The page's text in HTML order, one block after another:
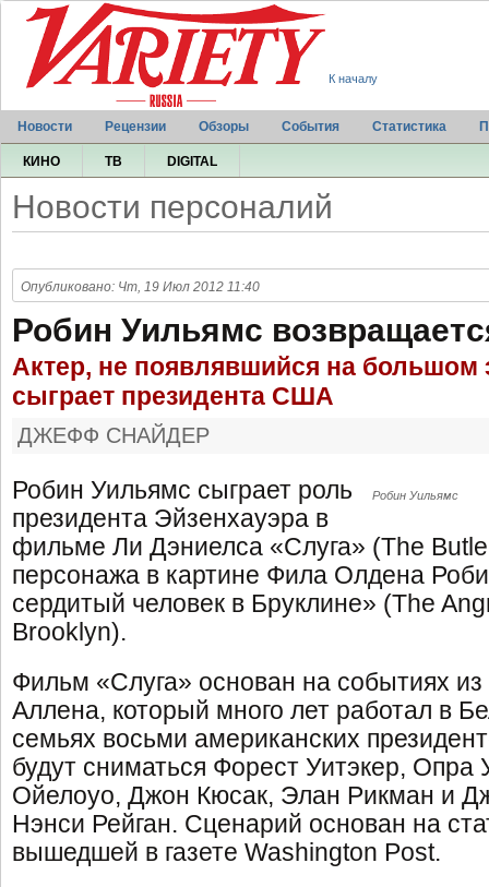
К началу
Новости Рецензии Обзоры События Статистика
КИНО ТВ DIGITAL
Новости персоналий
Опубликовано: Чт, 19 Июл 2012 11:40
Робин Уильямс
Актер, не появлявшийся на большом
сыграет президента США
ДЖЕФФ СНАЙДЕР
Робин Уильямс
Робин Уильямс сыграет роль
президента Эйзенхауэра в
фильме Ли Дэниелса «Слуга» (The
персонажа в картине Фила Олдена
сердитый человек в Бруклине» (The
Brooklyn).
Фильм «Слуга» основан на событиях
Аллена, который много лет работал в
семьях восьми американских
будут сниматься Форест Уитэкер,
Ойелоуо, Джон Кюсак, Элан Рикман и
Нэнси Рейган. Сценарий основан на
вышедшей в газете Washington Post.